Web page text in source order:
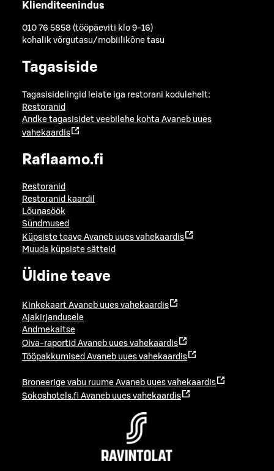
Klienditeenindus
010 76 5858 (tööpäeviti klo 9-16)
kohalik võrgutasu/mobiilikõne tasu
Tagasiside
Tagasisidelingid leiate iga restorani kodulehelt:
Restoranid
Andke tagasisidet veebilehe kohta Avaneb uues
vahekaardis
Raflaamo.fi
Restoranid
Restoranid kaardil
Lõunasöök
Sündmused
Küpsiste teave Avaneb uues vahekaardis
Muuda küpsiste sätteid
Üldine teave
Kinkekaart Avaneb uues vahekaardis
Ajakirjandusele
Andmekaitse
Oiva-raportid Avaneb uues vahekaardis
Tööpakkumised Avaneb uues vahekaardis
Broneerige vabu ruume Avaneb uues vahekaardis
Sokoshotels.fi Avaneb uues vahekaardis